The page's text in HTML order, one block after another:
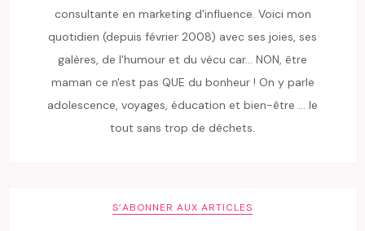
consultante en marketing d'influence. Voici mon
quotidien (depuis février 2008) avec ses joies, ses
galères, de l'humour et du vécu car... NON, être
maman ce n'est pas QUE du bonheur ! On y parle
adolescence, voyages, éducation et bien-être ... le
tout sans trop de déchets.
S’ABONNER AUX ARTICLES